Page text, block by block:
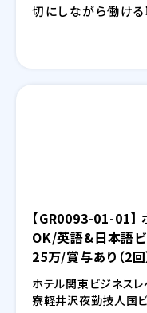
切にしながら働ける
【GR0093-01-01
OK/英語&日本語
25万/賞与あり（2回
ホテル関東 ビジネス
寮軽井沢夜勤技人国